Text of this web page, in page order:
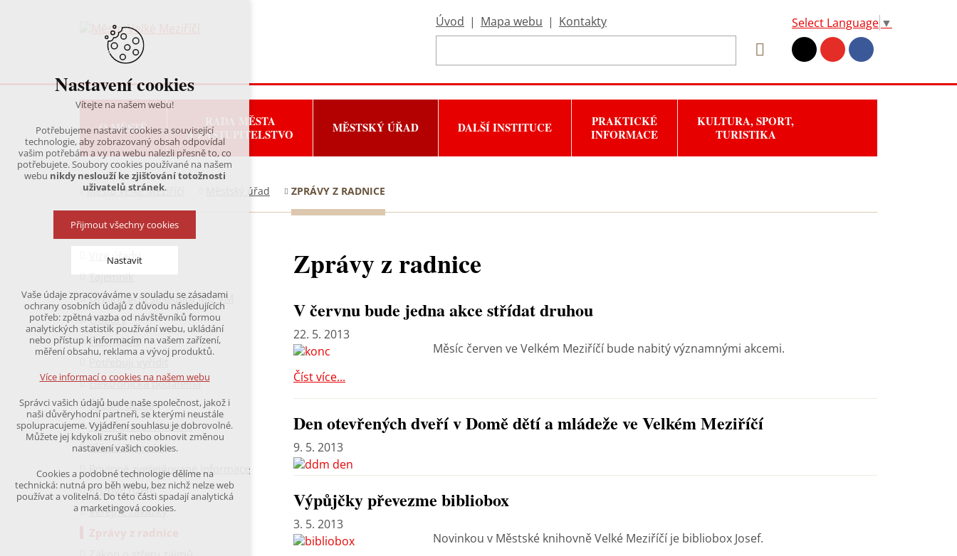
Úvod | Mapa webu | Kontakty Select Language ▼
O MĚSTĚ
RADA MĚSTA
A ZASTUPITELSTVO
MĚSTSKÝ ÚŘAD DALŠÍ INSTITUCE
PRAKTICKÉ
INFORMACE
KULTURA, SPORT,
TURISTIKA
Město Velké Meziříčí Městský úřad ZPRÁVY Z RADNICE
Zprávy z radnice
V červnu bude jedna akce střídat druhou
22. 5. 2013
Měsíc červen ve Velkém Meziříčí bude nabitý významnými akcemi.
Číst více...
Den otevřených dveří v Domě dětí a mládeže ve Velkém Meziříčí
9. 5. 2013
Výpůjčky převezme bibliobox
3. 5. 2013
Novinkou v Městské knihovně Velké Meziříčí je bibliobox Josef.
Vize úřadu
Tajemník
Organizační struktura MÚ VM
Odbory
Formuláře
Elektronická podatelna
Úřední deska
Volná pracovní místa
Klikací rozpočet
Povinně zveřejňované informace
Krizové řízení
Veřejné zakázky
Nastavení cookies
Vítejte na našem webu!
Potřebujeme nastavit cookies a související
technologie, aby zobrazovaný obsah odpovídal
vašim potřebám a vy na webu nalezli přesně to, co
potřebujete. Soubory cookies používané na našem
webu nikdy neslouží ke zjišťování totožnosti
uživatelů stránek.
Přijmout všechny cookies
Nastavit
Technická cookies
nutná pro provozování webu
udržení kontextu stránek (session): případná
přihlášení, volby jazyka, apod.
analytická pro anonymizované vyhodnocení
návštěvnosti
marketingová cookies
(Google,Hotjar,Leadfeeder))
Více informací o cookies na našem webu
Přijmout všechny cookies
Odmítnout vše
Vaše údaje zpracováváme v souladu se zásadami
ochrany osobních údajů z důvodu následujících
potřeb: zpětná vazba od návštěvníků formou
analytických statistik používání webu, ukládání
nebo přístup k informacím na vašem zařízení,
měření obsahu, reklama a vývoj produktů.
Více informací o cookies na našem webu
Správci vašich údajů bude naše společnost, jakož i
naši důvěryhodní partneři, se kterými neustále
spolupracujeme. Vyjádření souhlasu je dobrovolné.
Můžete jej kdykoli zrušit nebo obnovit změnou
nastavení vašich cookies.
Cookies a podobné technologie dělíme na
technická: nutná pro běh webu, bez nichž nelze web
používat a volitelná. Do této části spadají analytická
a marketingová cookies.